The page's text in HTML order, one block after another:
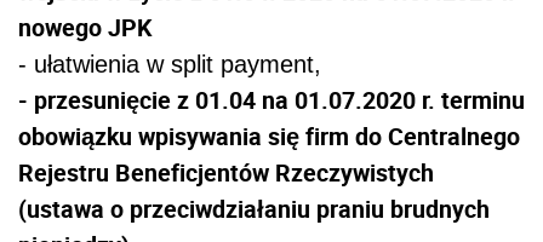
nowego JPK
- ułatwienia w split payment,
- przesunięcie z 01.04 na 01.07.2020 r. terminu
obowiązku wpisywania się firm do Centralnego
Rejestru Beneficjentów Rzeczywistych
(ustawa o przeciwdziałaniu praniu brudnych